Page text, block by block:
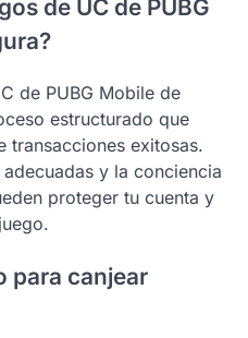
de UC de PUBG
de PUBG Mobile de
estructurado que
transacciones exitosas.
y la conciencia
proteger tu cuenta y
para canjear